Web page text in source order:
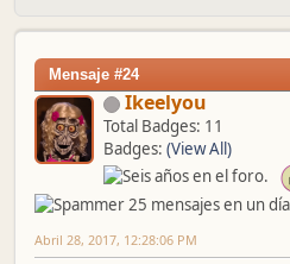
Mensaje #24
Ikeelyou
Total Badges: 11
Badges: (View All)
Abril 28, 2017, 12:28:06 PM